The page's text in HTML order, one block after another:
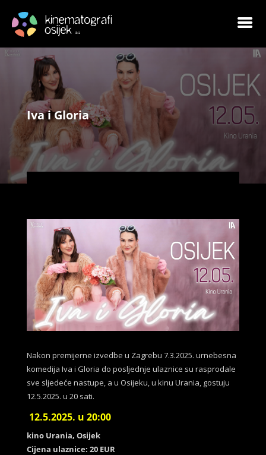
Iva i Gloria
Nakon premijerne izvedbe u Zagrebu 7.3.2025. urnebesna
komedija Iva i Gloria do posljednje ulaznice su rasprodale
sve sljedeće nastupe, a u Osijeku, u kinu Urania, gostuju
12.5.2025. u 20 sati.
12.5.2025. u 20:00
kino Urania, Osijek
Cijena ulaznice: 20 EUR